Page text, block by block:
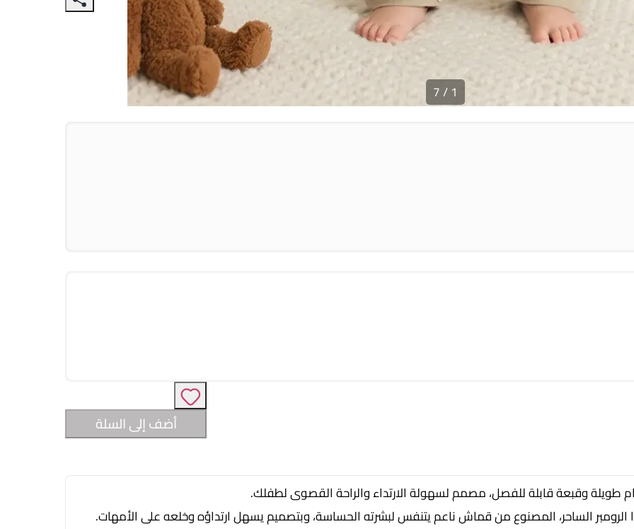
1
/
7
أضف إلى السلة
طويلة وقبعة قابلة للفصل، مصمم لسهولة الارتداء والراحة القصوى لطفلك.
الرومبر الساحر، المصنوع من قماش ناعم يتنفس لبشرته الحساسة، وبتصميم يسهل ارتداؤه وخلعه على الأمهات.